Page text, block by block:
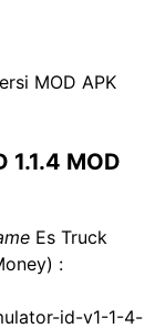
MOD APK
1.1.4 MOD
Es Truck
:
id-v1-1-4-